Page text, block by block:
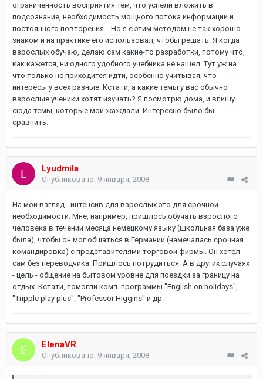
ограниченность восприятия тем, что успели вложить в
подсознание, необходимость мощного потока информации и
постоянного повторения... Но я с этим методом не так хорошо
знаком и на практике его использовал, чтобы решать. Я когда
взрослых обучаю, делаю сам какие-то разработки, потому что,
как кажется, ни одного удобного учебника не нашел. Тут уж на
что только не приходится идти, особенно учитывая, что
интересы у всех разные. Кстати, а какие темы у вас обычно
взрослые ученики хотят изучать? Я посмотрю дома, и впишу
сюда темы, которые мои жаждали. Интересно было бы
сравнить.
Lyudmila
Опубликовано: 9 января, 2008
На мой взгляд - интенсив для взрослых это для срочной
необходимости. Мне, например, пришлось обучать взрослого
человека в течении месяца немецкому языку (школьная база уже
была), чтобы он мог общаться в Германии (намечалась срочная
командировка) с представителями торговой фирмы. Он хотел
сам без переводчика. Пришлось потрудиться. А в других случаях
- цель - общение на бытовом уровне для поездки за границу на
отдых. Кстати, помогли комп. программы "English on holidays",
"Tripple play plus", "Professor Higgins" и др.
ElenaVR
Опубликовано: 9 января, 2008